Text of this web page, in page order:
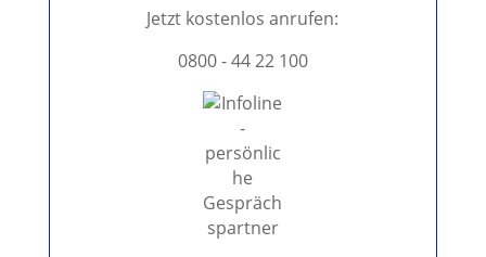
Jetzt kostenlos anrufen:
0800 - 44 22 100